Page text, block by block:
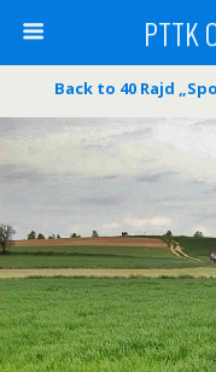
PTTK
Back to 40 Rajd